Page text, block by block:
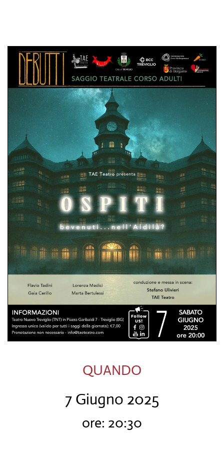
QUANDO
7 Giugno 2025
ore: 20:30